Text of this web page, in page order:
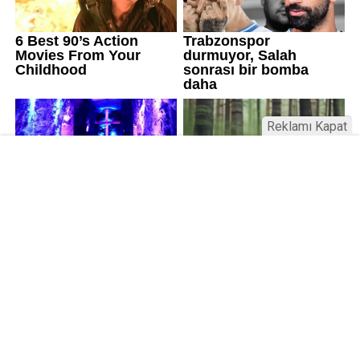
Reklamı Kapat